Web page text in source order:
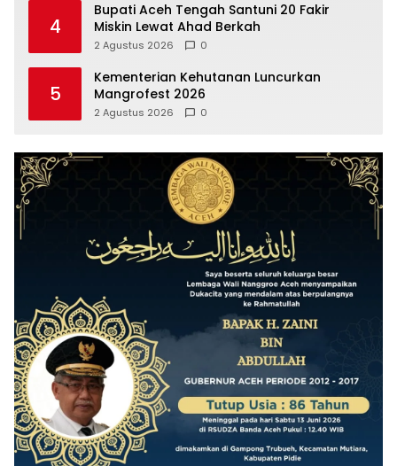
4
Bupati Aceh Tengah Santuni 20 Fakir
Miskin Lewat Ahad Berkah
2 Agustus 2026 0
5
Kementerian Kehutanan Luncurkan
Mangrofest 2026
2 Agustus 2026 0